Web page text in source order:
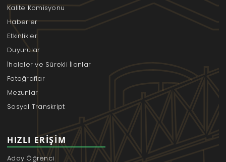
Kalite Komisyonu
Haberler
Etkinlikler
Duyurular
İhaleler ve Sürekli İlanlar
Fotoğraflar
Mezunlar
Sosyal Transkript
HIZLI ERIŞIM
Aday Öğrenci